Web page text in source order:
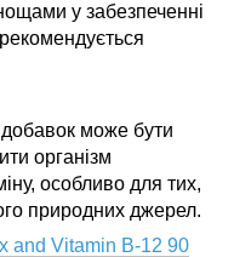
у забезпеченні
може бути
організм
особливо для тих,
природних джерел.
and Vitamin B-12 90